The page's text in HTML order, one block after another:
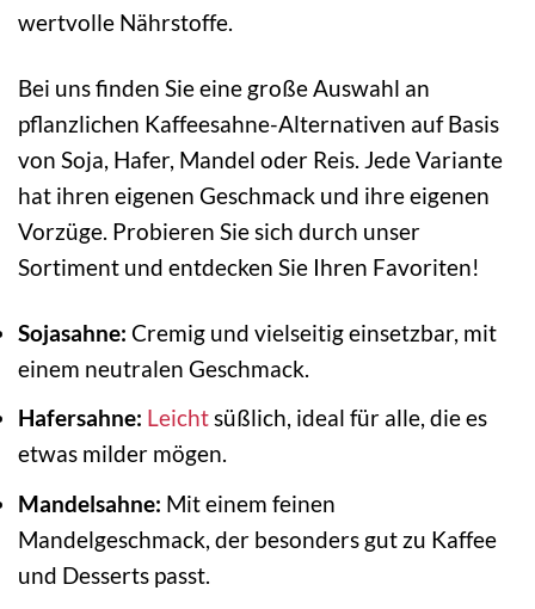
wertvolle Nährstoffe.
Bei uns finden Sie eine große Auswahl an
pflanzlichen Kaffeesahne-Alternativen auf Basis
von Soja, Hafer, Mandel oder Reis. Jede Variante
hat ihren eigenen Geschmack und ihre eigenen
Vorzüge. Probieren Sie sich durch unser
Sortiment und entdecken Sie Ihren Favoriten!
Sojasahne: Cremig und vielseitig einsetzbar, mit
einem neutralen Geschmack.
Hafersahne: Leichtsüßlich, ideal für alle, die es
etwas milder mögen.
Mandelsahne: Mit einem feinen
Mandelgeschmack, der besonders gut zu Kaffee
und Desserts passt.